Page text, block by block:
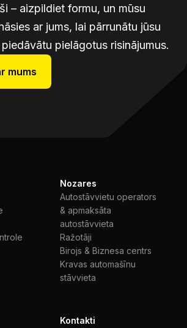
– aizpildiet formu, un mūsu
ar jums, lai pārrunātu jūsu
pielāgotus risinājumus.
mums
Nozares
Autostāvvietu operators
& apmaksāta
autostāvvieta
Ražotāji
Birojs & Biznesa centrs
Kravas automašīnu
stāvvieta
Kontakti